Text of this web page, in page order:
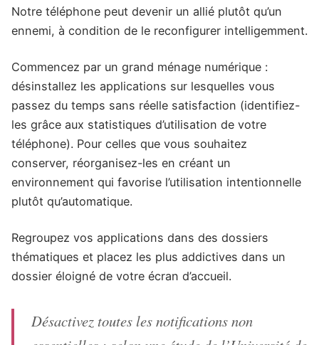
Notre téléphone peut devenir un allié plutôt qu’un
ennemi, à condition de le reconfigurer intelligemment.
Commencez par un grand ménage numérique :
désinstallez les applications sur lesquelles vous
passez du temps sans réelle satisfaction (identifiez-
les grâce aux statistiques d’utilisation de votre
téléphone). Pour celles que vous souhaitez
conserver, réorganisez-les en créant un
environnement qui favorise l’utilisation intentionnelle
plutôt qu’automatique.
Regroupez vos applications dans des dossiers
thématiques et placez les plus addictives dans un
dossier éloigné de votre écran d’accueil.
Désactivez toutes les notifications non